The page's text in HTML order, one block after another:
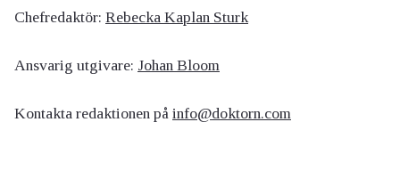
Chefredaktör: Rebecka Kaplan Sturk
Ansvarig utgivare: Johan Bloom
Kontakta redaktionen på info@doktorn.com